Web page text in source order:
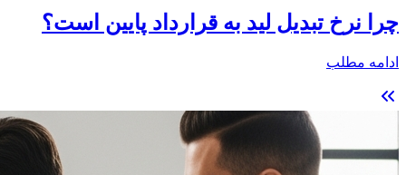
چرا نرخ تبدیل لید به قرارداد پایین است؟
ادامه مطلب